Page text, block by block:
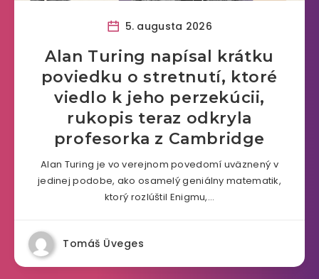
5. augusta 2026
Alan Turing napísal krátku
poviedku o stretnutí, ktoré
viedlo k jeho perzekúcii,
rukopis teraz odkryla
profesorka z Cambridge
Alan Turing je vo verejnom povedomí uväznený v
jedinej podobe, ako osamelý geniálny matematik,
ktorý rozlúštil Enigmu,…
Tomáš Üveges